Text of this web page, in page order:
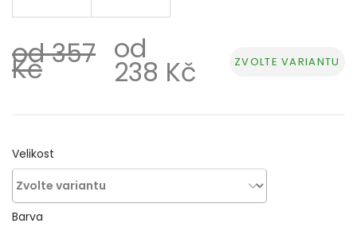
od 357
Kč
od
238 Kč Měrná
ZVOLTE VARIANTU
Velikost
Barva